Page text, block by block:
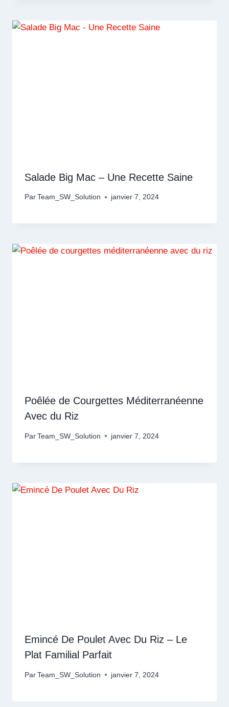
Salade Big Mac – Une Recette Saine
Par Team_SW_Solution janvier 7, 2024
Poêlée de Courgettes Méditerranéenne
Avec du Riz
Par Team_SW_Solution janvier 7, 2024
Emincé De Poulet Avec Du Riz – Le
Plat Familial Parfait
Par Team_SW_Solution janvier 7, 2024